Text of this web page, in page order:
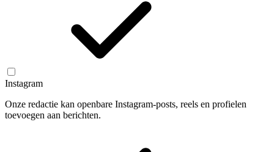
Instagram
Onze redactie kan openbare Instagram-posts, reels en profielen
toevoegen aan berichten.